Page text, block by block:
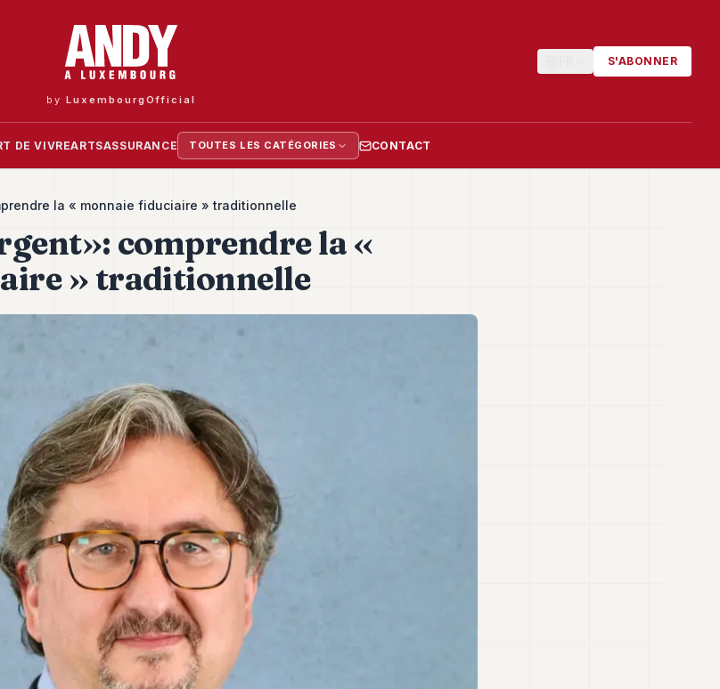
byLuxembourgOfficial
S'ABONNER
DE VIVREARTSASSURANCE TOUTES LES CATÉGORIES CONTACT
la « monnaie fiduciaire » traditionnelle
comprendre la «
» traditionnelle